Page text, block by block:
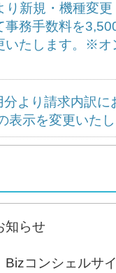
り新規・機種変
事務手数料を
いたします。※
より請求内訳に
表示を変更いた
知らせ
コンシェルサ